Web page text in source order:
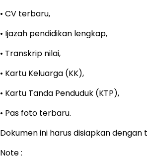
• CV terbaru,
• Ijazah pendidikan lengkap,
• Transkrip nilai,
• Kartu Keluarga (KK),
• Kartu Tanda Penduduk (KTP),
• Pas foto terbaru.
Dokumen ini harus disiapkan
Note :